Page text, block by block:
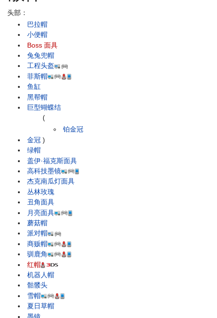
头部：
巴拉帽
小便帽
Boss 面具
兔兔兜帽
工程头盔
菲斯帽
鱼缸
黑帮帽
巨型蝴蝶结
金冠
(
铂金冠
)
绿帽
盖伊·福克斯面具
高科技墨镜
杰克南瓜灯面具
丛林玫瑰
丑角面具
月亮面具
蘑菇帽
派对帽
商贩帽
驯鹿角
红帽
机器人帽
骷髅头
雪帽
夏日草帽
墨镜